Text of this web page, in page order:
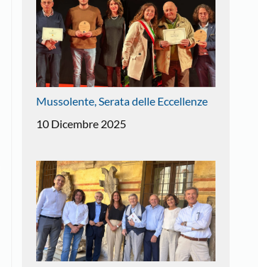
Mussolente, Serata delle Eccellenze
10 Dicembre 2025